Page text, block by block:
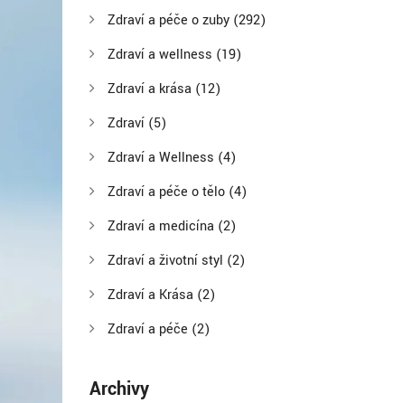
Zdraví a péče o zuby (292)
Zdraví a wellness (19)
Zdraví a krása (12)
Zdraví (5)
Zdraví a Wellness (4)
Zdraví a péče o tělo (4)
Zdraví a medicína (2)
Zdraví a životní styl (2)
Zdraví a Krása (2)
Zdraví a péče (2)
Archivy